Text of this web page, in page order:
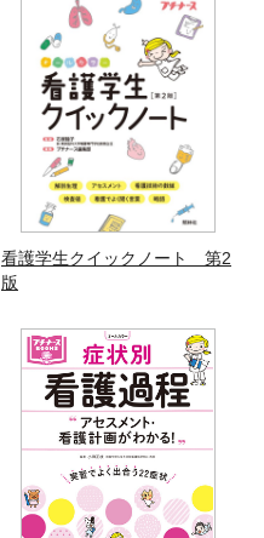
看護学生クイックノート 第2
版